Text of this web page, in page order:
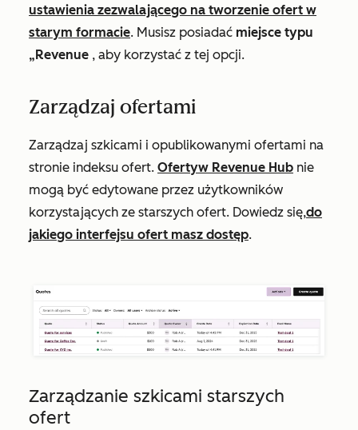
ustawienia zezwalającego na tworzenie ofert w
starym formacie. Musisz posiadać miejsce typu
„Revenue , aby korzystać z tej opcji.
Zarządzaj ofertami
Zarządzaj szkicami i opublikowanymi ofertami na
stronie indeksu ofert. Ofertyw Revenue Hub nie
mogą być edytowane przez użytkowników
korzystających ze starszych ofert. Dowiedz się,do
jakiego interfejsu ofert masz dostęp.
Zarządzanie szkicami starszych
ofert